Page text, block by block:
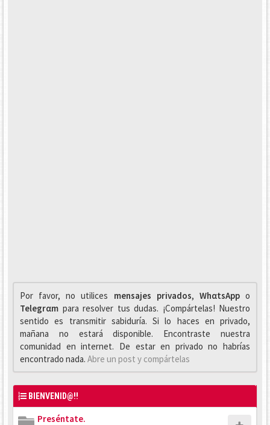
Por favor, no utilices mensajes privados, WhαtsAppo
Telegrαm para resolver tus dudas. ¡Compártelas! Nuestro
sentido es transmitir sabiduría. Si lo haces en privado,
mañana no estará disponible. Encontraste nuestra
comunidad en internet. De estar en privado no habrías
encontrado nada. Abre un post y compártelas
BIENVENID@!!
Preséntate.